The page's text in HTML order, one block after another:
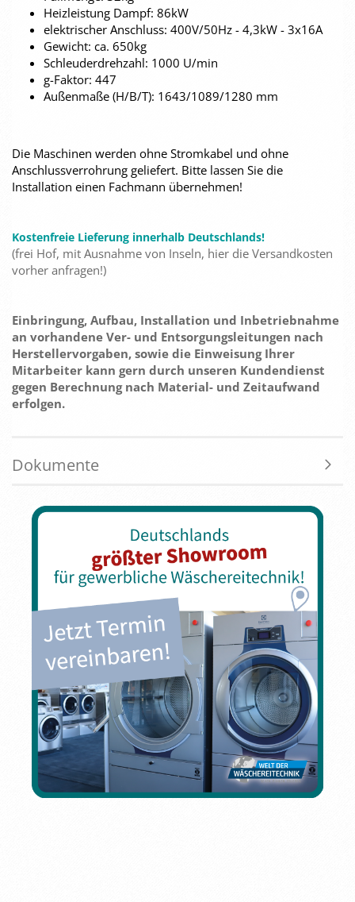
Heizleistung Dampf: 86kW
elektrischer Anschluss: 400V/50Hz - 4,3kW - 3x16A
Gewicht: ca. 650kg
Schleuderdrehzahl: 1000 U/min
g-Faktor: 447
Außenmaße (H/B/T): 1643/1089/1280 mm
Die Maschinen werden ohne Stromkabel und ohne
Anschlussverrohrung geliefert. Bitte lassen Sie die
Installation einen Fachmann übernehmen!
Kostenfreie Lieferung innerhalb Deutschlands!
(frei Hof, mit Ausnahme von Inseln, hier die Versandkosten
vorher anfragen!)
Einbringung, Aufbau, Installation und Inbetriebnahme
an vorhandene Ver- und Entsorgungsleitungen nach
Herstellervorgaben, sowie die Einweisung Ihrer
Mitarbeiter kann gern durch unseren Kundendienst
gegen Berechnung nach Material- und Zeitaufwand
erfolgen.
Dokumente